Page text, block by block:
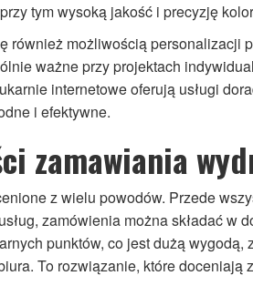
tym wysoką jakość i precyzję
również możliwością
ważne przy projektach
internetowe oferują usługi
i efektywne.
zamawiania
z wielu powodów. Przede
zamówienia można składać
punktów, co jest dużą
To rozwiązanie, które